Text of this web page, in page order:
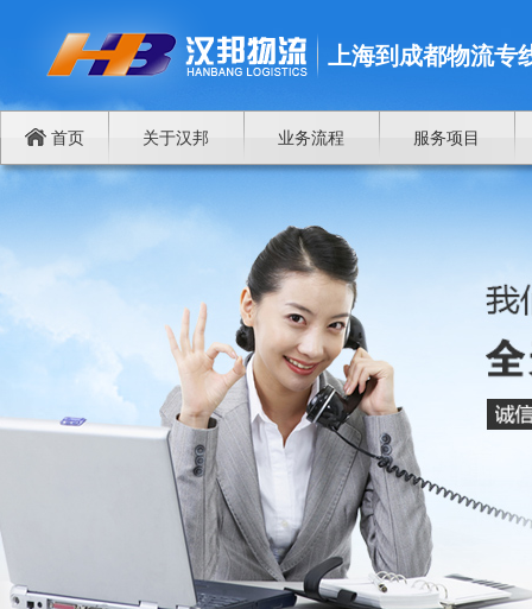
上海到成都物流专
首页 关于汉邦 业务流程 服务项目
谁将成为中国商品进出欧洲物流中心
上海到成都物流专线